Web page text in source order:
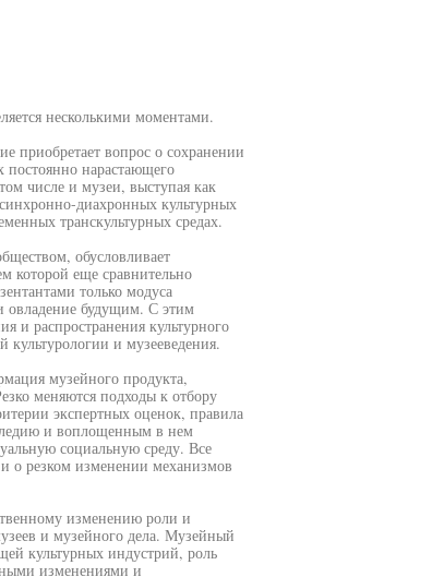
несколькими моментами.
приобретает вопрос о сохранении
нарастающего
числе и музеи, выступая как
диахронных культурных
транскультурных средах.
обусловливает
которой еще сравнительно
только модуса
овладение будущим. С этим
и распространения культурного
культурологии и музееведения.
музейного продукта,
меняются подходы к отбору
экспертных оценок, правила
и воплощенным в нем
социальную среду. Все
о резком изменении механизмов
изменению роли и
и музейного дела. Музейный
культурных индустрий, роль
изменениями и